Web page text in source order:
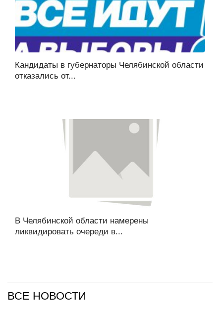
Кандидаты в губернаторы Челябинской области
отказались от...
В Челябинской области намерены
ликвидировать очереди в...
ВСЕ НОВОСТИ